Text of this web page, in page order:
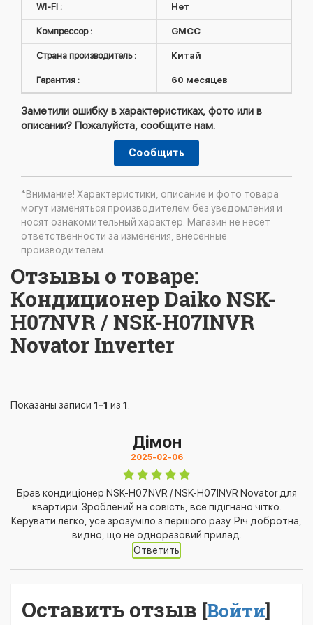
WI-FI : Нет
Компрессор : GMCC
Страна производитель : Китай
Гарантия : 60 месяцев
Заметили ошибку в характеристиках, фото или в
описании? Пожалуйста, сообщите нам.
Сообщить
*Внимание! Характеристики, описание и фото товара
могут изменяться производителем без уведомления и
носят ознакомительный характер. Магазин не несет
ответственности за изменения, внесенные
производителем.
Отзывы о товаре:
Кондиционер Daiko NSK-
H07NVR / NSK-H07INVR
Novator Inverter
Показаны записи 1-1 из 1
Дімон
2025-02-06
Брав кондиціонер NSK-H07NVR / NSK-H07INVR Novator для
квартири. Зроблений на совість, все підігнано чітко.
Керувати легко, усе зрозуміло з першого разу. Річ добротна,
видно, що не одноразовий прилад.
Ответить
Оставить отзыв [Войти]